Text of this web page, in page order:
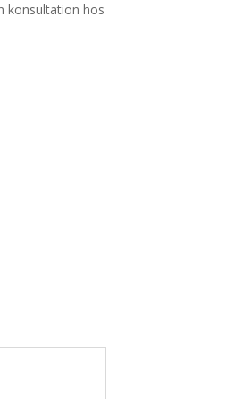
konsultation hos